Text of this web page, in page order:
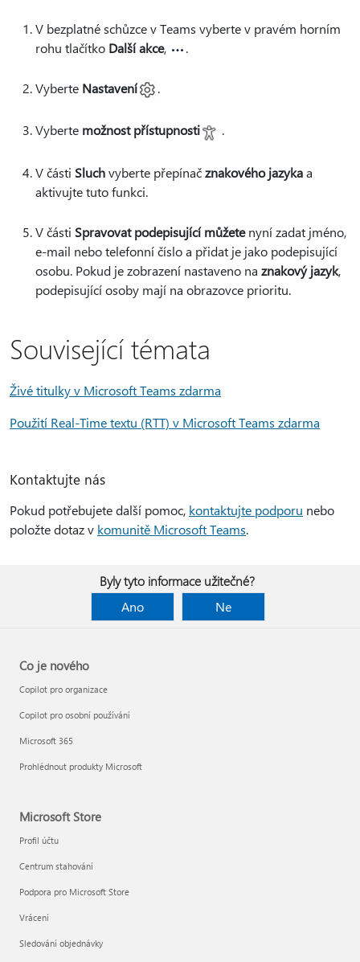
V bezplatné schůzce v Teams vyberte v pravém horním
rohu tlačítko Další akce, .
Vyberte Nastavení .
Vyberte možnost přístupnosti .
V části Sluchvyberte přepínačznakového jazykaa
aktivujte tuto funkci.
V části Spravovat podepisující můžetenyní zadat jméno,
e-mail nebo telefonní číslo a přidat je jako podepisující
osobu. Pokud je zobrazení nastaveno na znakový jazyk,
podepisující osoby mají na obrazovce prioritu.
Související témata
Živé titulky v Microsoft Teams zdarma
Použití Real-Time textu (RTT) v Microsoft Teams zdarma
Kontaktujte nás
Pokud potřebujete další pomoc, kontaktujte podporu nebo
položte dotaz v komunitě Microsoft Teams.
Byly tyto informace užitečné?
Ano
Ne
Co je nového
Copilot pro organizace
Copilot pro osobní používání
Microsoft 365
Prohlédnout produkty Microsoft
Microsoft Store
Profil účtu
Centrum stahování
Podpora pro Microsoft Store
Vrácení
Sledování objednávky